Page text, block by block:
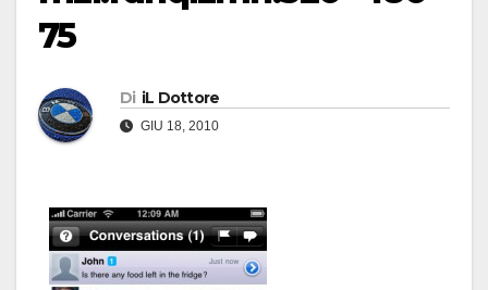
75
Di iL Dottore
GIU 18, 2010